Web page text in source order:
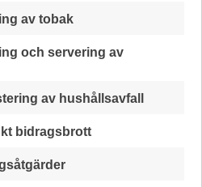
av tobak
och servering av
av hushållsavfall
bidragsbrott